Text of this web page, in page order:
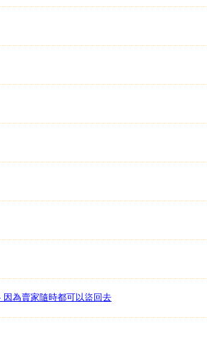
為賣家隨時都可以盜回去